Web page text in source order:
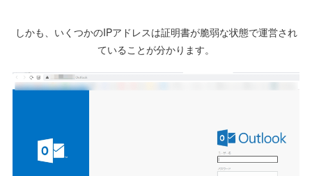
しかも、いくつかのIPアドレスは証明書が脆弱な状態で運営され
ていることが分かります。